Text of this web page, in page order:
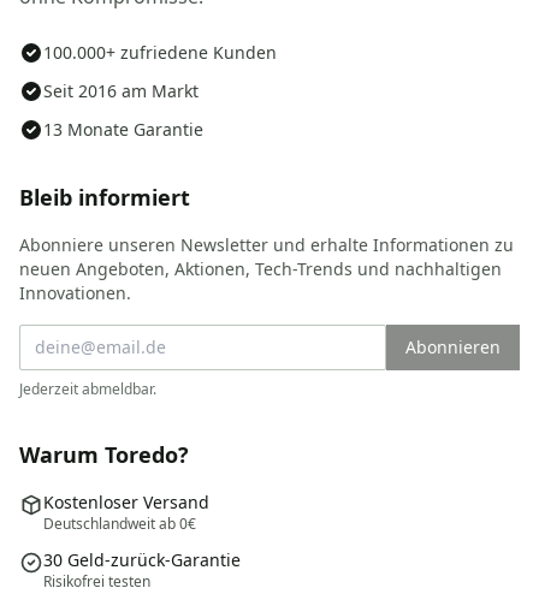
100.000+ zufriedene Kunden
Seit 2016 am Markt
13 Monate Garantie
Bleib informiert
Abonniere unseren Newsletter und erhalte Informationen zu
neuen Angeboten, Aktionen, Tech-Trends und nachhaltigen
Innovationen.
Abonnieren
Jederzeit abmeldbar.
Warum Toredo?
Kostenloser Versand
Deutschlandweit ab 0€
30 Geld-zurück-Garantie
Risikofrei testen